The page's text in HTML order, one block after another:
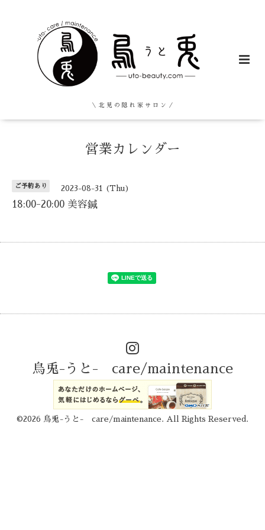
＼ 北 見 の 隠 れ 家 サ ロ ン ／
営業カレンダー
ご予約あり 2023-08-31 (Thu)
18:00-20:00 美容鍼
烏兎-うと- care/maintenance
©2026 烏兎-うと- care/maintenance . All Rights Reserved.